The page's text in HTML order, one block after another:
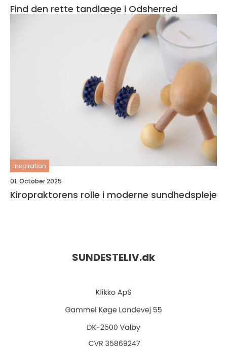
Find den rette tandlæge i Odsherred
inspiration
01. October 2025
Kiropraktorens rolle i moderne sundhedspleje
SUNDESTELIV.dk